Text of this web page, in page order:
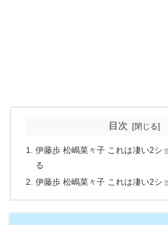
目次
伊藤歩 松嶋菜々子 これは凄い2シ
る
伊藤歩 松嶋菜々子 これは凄い2シ